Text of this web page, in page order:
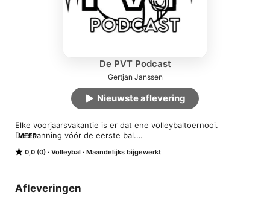
De PVT Podcast
Gertjan Janssen
0,0 (0) Volleybal Maandelijks bijgewerkt
Elke voorjaarsvakantie is er dat ene volleybaltoernooi.
De spanning vóór de eerste bal.
fluitsignaal.
MEER
Nieuwste aflevering
Afleveringen